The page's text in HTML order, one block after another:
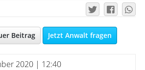
Beitrag Jetzt Anwalt fragen
2020 | 12:40